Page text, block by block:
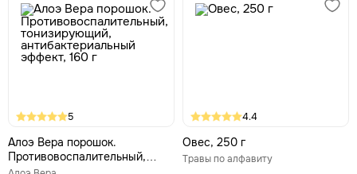
5
Алоэ Вера порошок.
Противовоспалительный,
тонизирующий,
4.4
Овес, 250 г
Травы по алфавиту